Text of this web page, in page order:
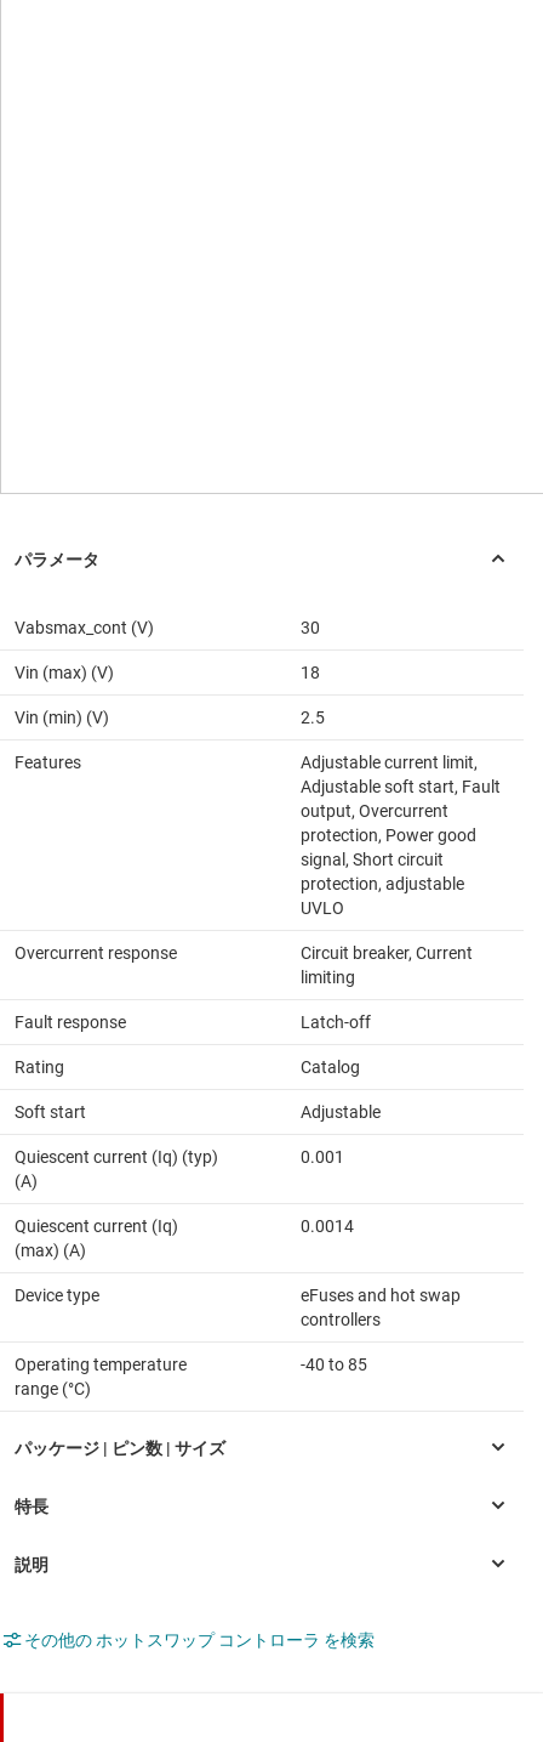
Vabsmax_cont (V) 30
Vin (max) (V) 18
Vin (min) (V) 2.5
Features
Adjustable current limit,
Adjustable soft start, Fault
output, Overcurrent
protection, Power good
signal, Short circuit
protection, adjustable
UVLO
Overcurrent response
Circuit breaker, Current
limiting
Fault response Latch-off
Rating Catalog
Soft start Adjustable
Quiescent current (Iq) (typ)
(A)
0.001
Quiescent current (Iq)
(max) (A)
0.0014
Device type
eFuses and hot swap
controllers
Operating temperature
range (°C)
-40 to 85
その他の ホットスワップ コントローラ を検索